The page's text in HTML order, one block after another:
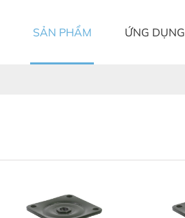
SẢN PHẨM ỨNG DỤNG